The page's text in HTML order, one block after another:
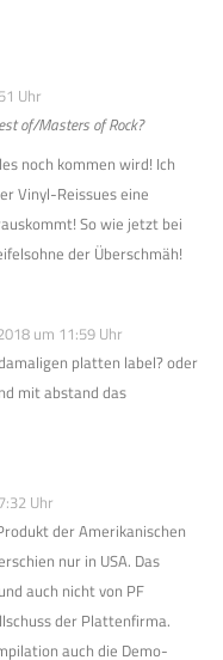
Uhr
of/Masters of Rock?
noch kommen wird! Ich
Vinyl-Reissues eine
So wie jetzt bei
der Überschmäh!
um 11:59 Uhr
platten label? oder
mit abstand das
Uhr
der Amerikanischen
nur in USA. Das
auch nicht von PF
der Plattenfirma.
auch die Demo-